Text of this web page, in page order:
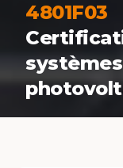
4801F03